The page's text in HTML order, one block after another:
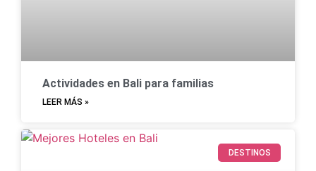
Actividades en Bali para familias
LEER MÁS »
DESTINOS